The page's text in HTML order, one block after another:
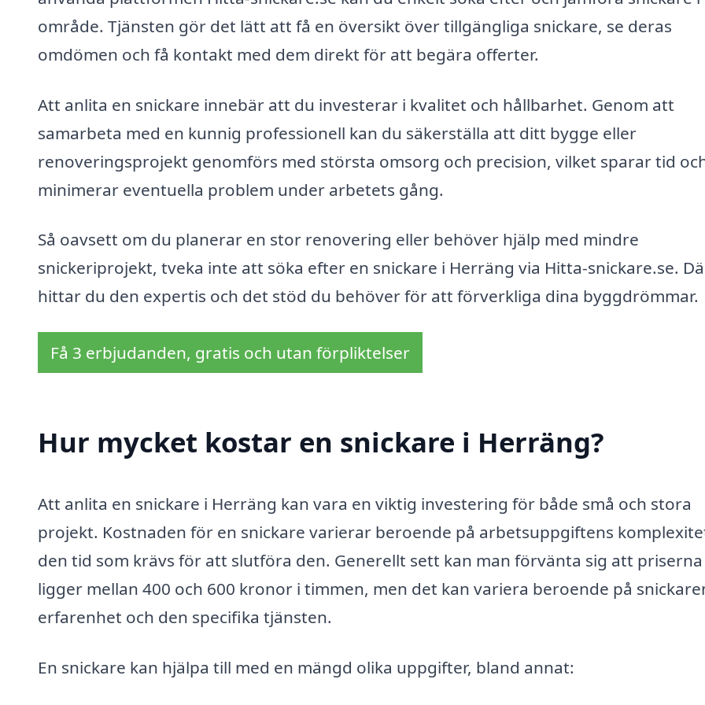
område. Tjänsten gör det lätt att få en översikt över tillgängliga snickare, se deras
omdömen och få kontakt med dem direkt för att begära offerter.
Att anlita en snickare innebär att du investerar i kvalitet och hållbarhet. Genom att
samarbeta med en kunnig professionell kan du säkerställa att ditt bygge eller
renoveringsprojekt genomförs med största omsorg och precision, vilket sparar tid
minimerar eventuella problem under arbetets gång.
Så oavsett om du planerar en stor renovering eller behöver hjälp med mindre
snickeriprojekt, tveka inte att söka efter en snickare i Herräng via Hitta-snickare.se.
hittar du den expertis och det stöd du behöver för att förverkliga dina byggdrömmar.
Få 3 erbjudanden, gratis och utan förpliktelser
Hur mycket kostar en snickare i Herräng?
Att anlita en snickare i Herräng kan vara en viktig investering för både små och stora
projekt. Kostnaden för en snickare varierar beroende på arbetsuppgiftens
den tid som krävs för att slutföra den. Generellt sett kan man förvänta sig att priserna
ligger mellan 400 och 600 kronor i timmen, men det kan variera beroende på
erfarenhet och den specifika tjänsten.
En snickare kan hjälpa till med en mängd olika uppgifter, bland annat: